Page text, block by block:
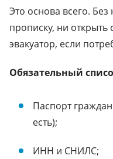
Это основа всего.
прописку, ни открыть
эвакуатор, если
Обязательный
Паспорт
есть);
ИНН и СНИЛС;